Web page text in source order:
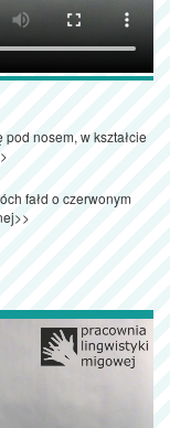
nosem, w kształcie
fałd o czerwonym